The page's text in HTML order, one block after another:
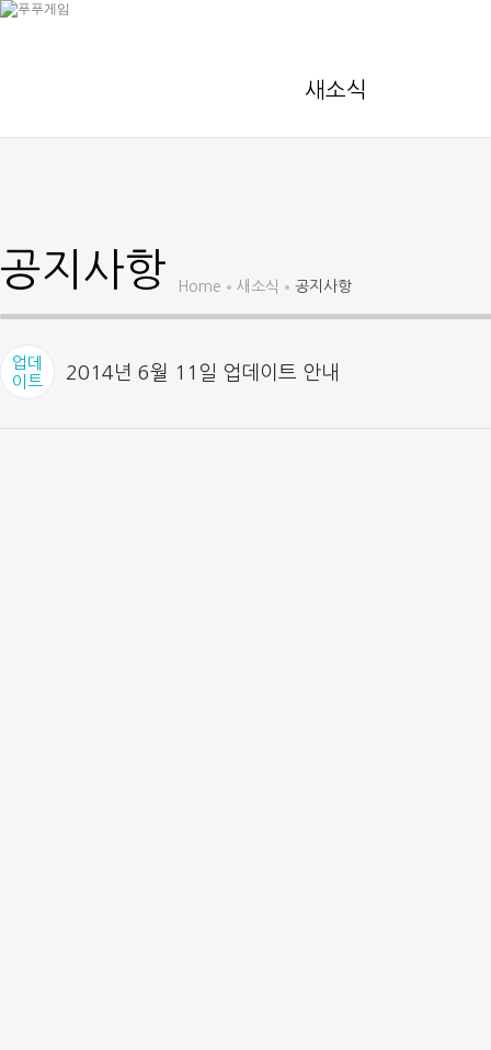
새소식
공지사항 Home 새소식 공지사항
업데
이트
2014년 6월 11일 업데이트 안내